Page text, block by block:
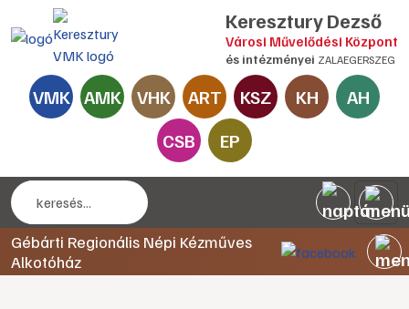
Keresztury Dezső
Városi Művelődési Központ
és intézményei ZALAEGERSZEG
VMK AMK VHK ART KSZ KH
AH
CSB
EP
Gébárti Regionális Népi Kézműves
Alkotóház